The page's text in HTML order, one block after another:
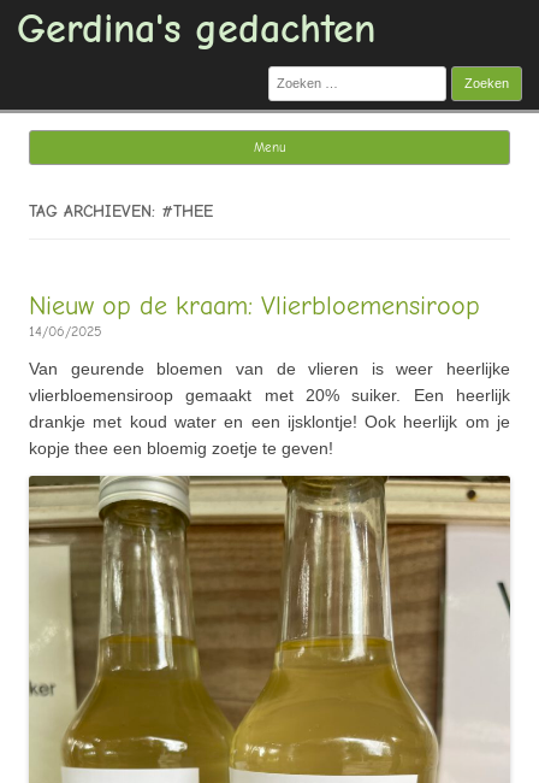
Gerdina's gedachten
Zoeken
naar:
Menu
TAG ARCHIEVEN: #THEE
Nieuw op de kraam: Vlierbloemensiroop
14/06/2025
Van geurende bloemen van de vlieren is weer heerlijke
vlierbloemensiroop gemaakt met 20% suiker. Een heerlijk
drankje met koud water en een ijsklontje! Ook heerlijk om je
kopje thee een bloemig zoetje te geven!